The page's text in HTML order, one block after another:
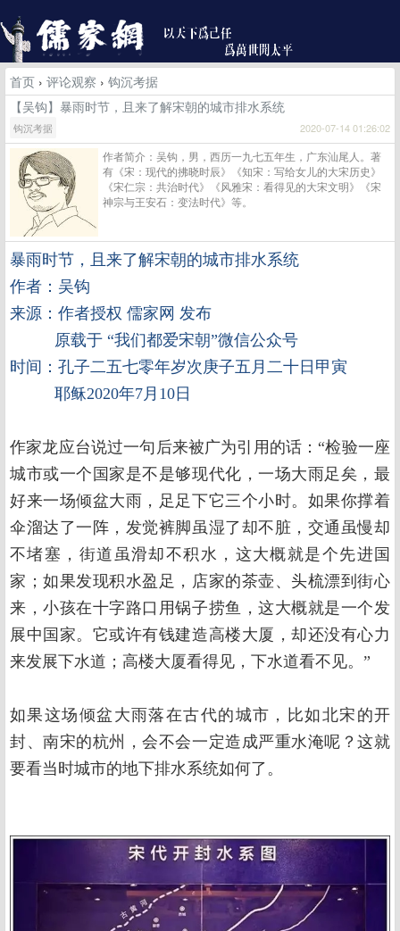
首页 › 评论观察 › 钩沉考据
【吴钩】暴雨时节，且来了解宋朝的城市排水系统
钩沉考据 2020-07-14 01:26:02
作者简介：吴钩，男，西历一九七五年生，广东汕尾人。著
有《宋：现代的拂晓时辰》《知宋：写给女儿的大宋历史》
《宋仁宗：共治时代》《风雅宋：看得见的大宋文明》《宋
神宗与王安石：变法时代》等。
暴雨时节，且来了解宋朝的城市排水系统
作者：吴钩
来源：作者授权 儒家网 发布
原载于 “我们都爱宋朝”微信公众号
时间：孔子二五七零年岁次庚子五月二十日甲寅
耶稣2020年7月10日
作家龙应台说过一句后来被广为引用的话：“检验一座
城市或一个国家是不是够现代化，一场大雨足矣，最
好来一场倾盆大雨，足足下它三个小时。如果你撑着
伞溜达了一阵，发觉裤脚虽湿了却不脏，交通虽慢却
不堵塞，街道虽滑却不积水，这大概就是个先进国
家；如果发现积水盈足，店家的茶壶、头梳漂到街心
来，小孩在十字路口用锅子捞鱼，这大概就是一个发
展中国家。它或许有钱建造高楼大厦，却还没有心力
来发展下水道；高楼大厦看得见，下水道看不见。”
如果这场倾盆大雨落在古代的城市，比如北宋的开
封、南宋的杭州，会不会一定造成严重水淹呢？这就
要看当时城市的地下排水系统如何了。